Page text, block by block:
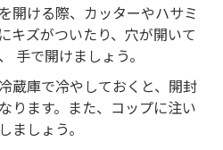
開ける際、カッターやハサミ
キズがついたり、穴が開いて
手で開けましょう。
蔵庫で冷やしておくと、開封
ります。また、コップに注い
ましょう。